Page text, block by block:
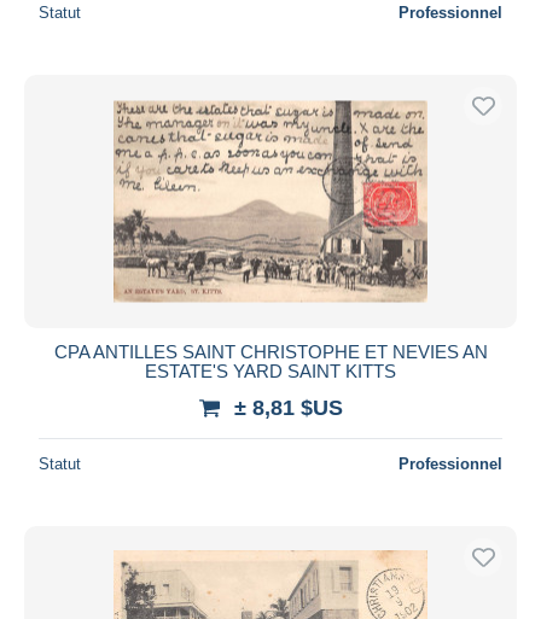
Statut Professionnel
CPA ANTILLES SAINT CHRISTOPHE ET NEVIES AN
ESTATE'S YARD SAINT KITTS
± 8,81 $US
Statut Professionnel